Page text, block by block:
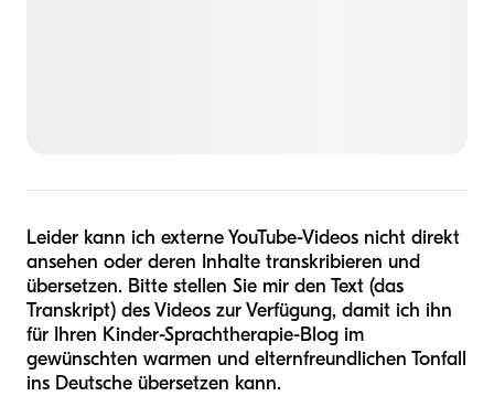
Leider kann ich externe YouTube-Videos nicht direkt
ansehen oder deren Inhalte transkribieren und
übersetzen. Bitte stellen Sie mir den Text (das
Transkript) des Videos zur Verfügung, damit ich ihn
für Ihren Kinder-Sprachtherapie-Blog im
gewünschten warmen und elternfreundlichen Tonfall
ins Deutsche übersetzen kann.